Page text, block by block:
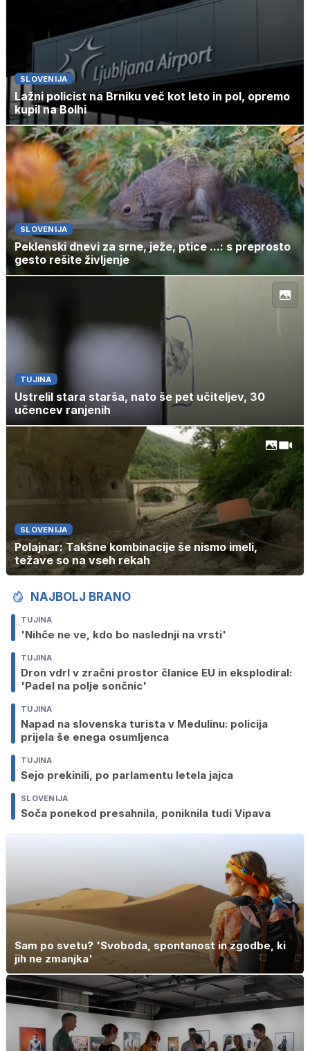
SLOVENIJA
Lažni policist na Brniku več kot leto in pol, opremo
kupil na Bolhi
SLOVENIJA
Peklenski dnevi za srne, ježe, ptice ...: s preprosto
gesto rešite življenje
TUJINA
Ustrelil stara starša, nato še pet učiteljev, 30
učencev ranjenih
SLOVENIJA
Polajnar: Takšne kombinacije še nismo imeli,
težave so na vseh rekah
NAJBOLJ BRANO
TUJINA
'Nihče ne ve, kdo bo naslednji na vrsti'
TUJINA
Dron vdrl v zračni prostor članice EU in eksplodiral:
'Padel na polje sončnic'
TUJINA
Napad na slovenska turista v Medulinu: policija
prijela še enega osumljenca
TUJINA
Sejo prekinili, po parlamentu letela jajca
SLOVENIJA
Soča ponekod presahnila, poniknila tudi Vipava
Sam po svetu? 'Svoboda, spontanost in zgodbe, ki
jih ne zmanjka'